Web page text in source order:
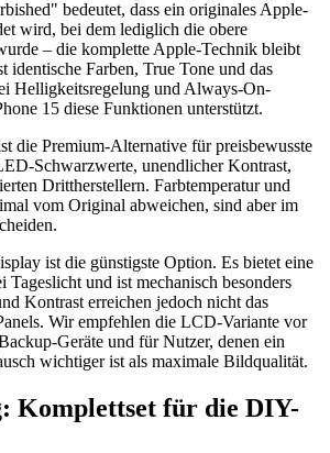
bedeutet, dass ein originales Apple-
wird, bei dem lediglich die obere
– die komplette Apple-Technik bleibt
identische Farben, True Tone und das
Helligkeitsregelung und Always-On-
15 diese Funktionen unterstützt.
die Premium-Alternative für preisbewusste
Schwarzwerte, unendlicher Kontrast,
Drittherstellern. Farbtemperatur und
vom Original abweichen, sind aber im
ist die günstigste Option. Es bietet eine
Tageslicht und ist mechanisch besonders
Kontrast erreichen jedoch nicht das
Wir empfehlen die LCD-Variante vor
Geräte und für Nutzer, denen ein
wichtiger ist als maximale Bildqualität.
Komplettset für die DIY-